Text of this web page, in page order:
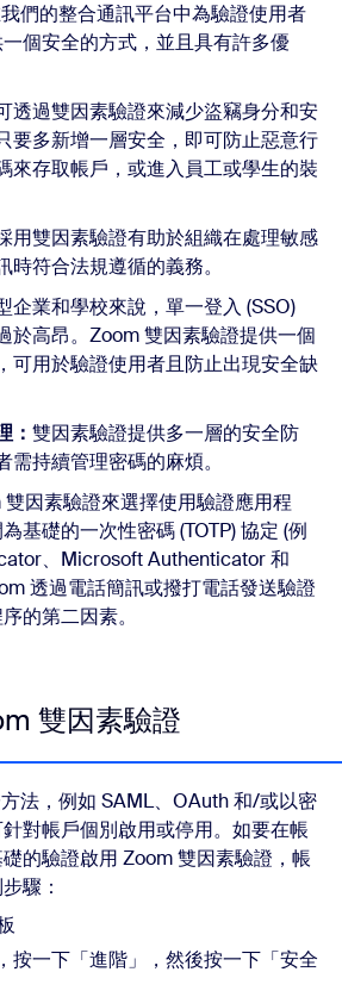
們的整合通訊平台中為驗證使用者
個安全的方式，並且具有許多優
透過雙因素驗證來減少盜竊身分和安
要多新增一層安全，即可防止惡意行
來存取帳戶，或進入員工或學生的裝
用雙因素驗證有助於組織在處理敏感
時符合法規遵循的義務。
企業和學校來說，單一登入 (SSO)
於高昂。Zoom 雙因素驗證提供一個
可用於驗證使用者且防止出現安全缺
： 雙因素驗證提供多一層的安全防
需持續管理密碼的麻煩。
因素驗證來選擇使用驗證應用程
基礎的一次性密碼 (TOTP) 協定 (例
、Microsoft Authenticator 和
透過電話簡訊或撥打電話發送驗證
的第二因素。
雙因素驗證
法，例如 SAML、OAuth 和/或以密
對帳戶個別啟用或停用。如要在帳
的驗證啟用 Zoom 雙因素驗證，帳
驟：
按一下「進階」，然後按一下「安全